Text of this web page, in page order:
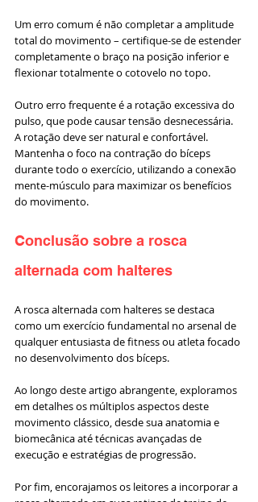
Um erro comum é não completar a amplitude
total do movimento – certifique-se de estender
completamente o braço na posição inferior e
flexionar totalmente o cotovelo no topo.
Outro erro frequente é a rotação excessiva do
pulso, que pode causar tensão desnecessária.
A rotação deve ser natural e confortável.
Mantenha o foco na contração do bíceps
durante todo o exercício, utilizando a conexão
mente-músculo para maximizar os benefícios
do movimento.
Conclusão sobre a rosca
alternada com halteres
A rosca alternada com halteres se destaca
como um exercício fundamental no arsenal de
qualquer entusiasta de fitness ou atleta focado
no desenvolvimento dos bíceps.
Ao longo deste artigo abrangente, exploramos
em detalhes os múltiplos aspectos deste
movimento clássico, desde sua anatomia e
biomecânica até técnicas avançadas de
execução e estratégias de progressão.
Por fim, encorajamos os leitores a incorporar a